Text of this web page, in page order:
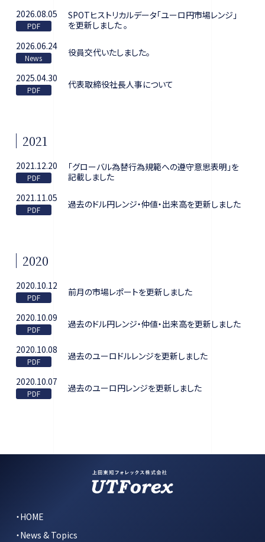
2026.08.05
SPOTヒストリカルデータ「ユーロ円市場レンジ」
を更新しました 。
2026.06.24
役員交代いたしました。
2025.04.30
代表取締役社長人事について
2021
2021.12.20
「グローバル為替行為規範への遵守意思表明」を
記載しました
2021.11.05
過去のドル円レンジ・仲値・出来高を更新しました
2020
2020.10.12
前月の市場レポートを更新しました
2020.10.09
過去のドル円レンジ・仲値・出来高を更新しました
2020.10.08
過去のユーロドルレンジを更新しました
2020.10.07
過去のユーロ円レンジを更新しました
HOME
News & Topics